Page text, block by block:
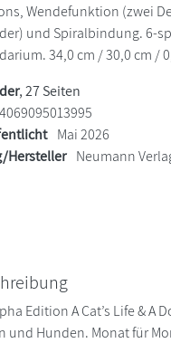
Wendefunktion (zwei
und Spiralbindung. 6-
34,0 cm / 30,0 cm /
, 27 Seiten
4069095013995
Mai 2026
Hersteller Neumann
Edition A Cat’s Life &
und Hunden. Monat für